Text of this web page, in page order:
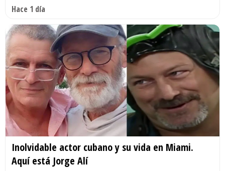
Hace 1 día
Inolvidable actor cubano y su vida en Miami.
Aquí está Jorge Alí